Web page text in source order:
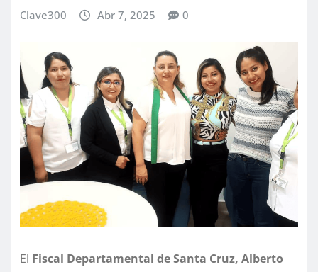
Clave300 Abr 7, 2025 0
El Fiscal Departamental de Santa Cruz, Alberto